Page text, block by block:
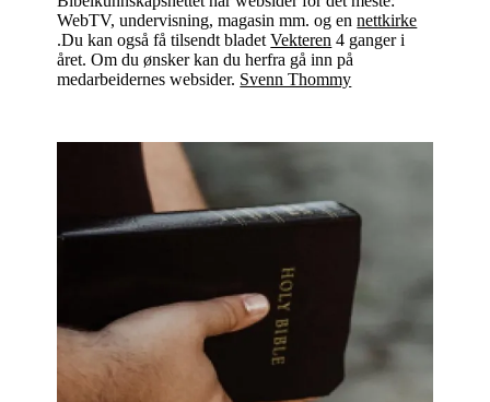
WebTV, undervisning, magasin mm. og ennettkirke
.Du kan også få tilsendt bladetVekteren 4 ganger i
året. Om du ønsker kan du herfra gå inn på
medarbeidernes websider. Svenn Thommy